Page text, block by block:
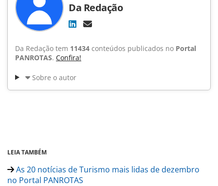
Da Redação
Da Redação tem 11434 conteúdos publicados no Portal
PANROTAS. Confira!
Sobre o autor
LEIA TAMBÉM
As 20 notícias de Turismo mais lidas de dezembro
no Portal PANROTAS